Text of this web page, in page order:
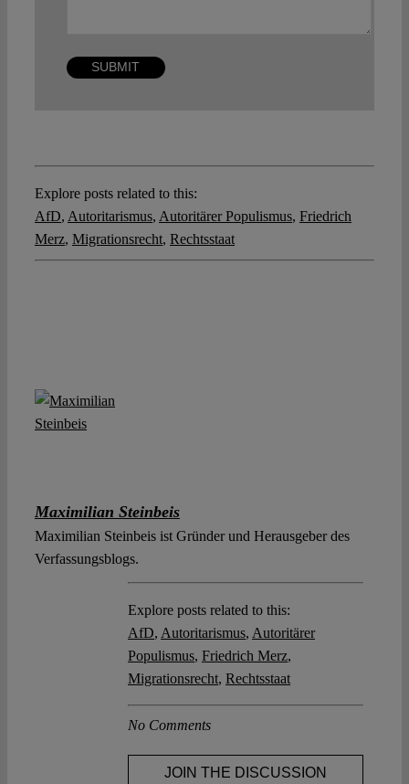
Explore posts related to this:
AfD, Autoritarismus, Autoritärer Populismus, Friedrich
Merz, Migrationsrecht, Rechtsstaat
Maximilian Steinbeis
Maximilian Steinbeis ist Gründer und Herausgeber des
Verfassungsblogs.
Explore posts related to this:
AfD, Autoritarismus, Autoritärer
Populismus, Friedrich Merz,
Migrationsrecht, Rechtsstaat
No Comments
JOIN THE DISCUSSION